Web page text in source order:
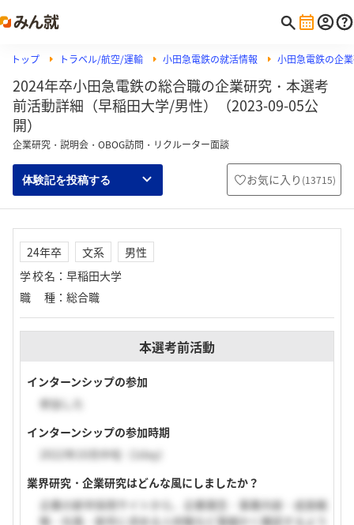
トップ トラベル/航空/運輸 小田急電鉄の就活情報 小田急電鉄の企
2024年卒小田急電鉄の総合職の企業研究・本選考
前活動詳細（早稲田大学/男性）（2023-09-05公
開）
企業研究・説明会・OBOG訪問・リクルーター面談
体験記を投稿する お気に入り (13715)
24年卒 文系
男性
学校名 ： 早稲田大学
職種 ： 総合職
本選考前活動
インターンシップの参加
参加した
インターンシップの参加時期
2022年10月中旬（1day）
業界研究・企業研究はどんな風にしましたか？
企業の新卒採用サイトから、企業理念・事業内容・成長戦
略・社風・新卒に求める人材像など事細かく確認するよう